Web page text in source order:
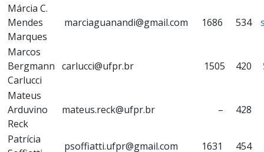
Márcia C.
Mendes
Marques
marciaguanandi@gmail.com 1686 534
Marcos
Bergmann
Carlucci
carlucci@ufpr.br 1505 420
Mateus
Arduvino
Reck
mateus.reck@ufpr.br – 428
Patrícia
psoffiatti.ufpr@gmail.com 1631 454